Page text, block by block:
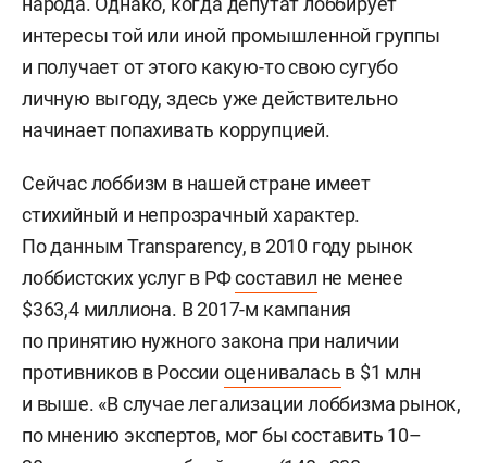
интересы той или иной промышленной группы
и получает от этого какую-то свою сугубо
личную выгоду, здесь уже действительно
начинает попахивать коррупцией.
Сейчас лоббизм в нашей стране имеет
стихийный и непрозрачный характер.
По данным Transparency, в 2010 году рынок
лоббистских услуг в РФсоставил не менее
$363,4 миллиона. В 2017-м кампания
по принятию нужного закона при наличии
противников в России оценивалась в $1 млн
и выше. «В случае легализации лоббизма рынок,
по мнению экспертов, мог бы составить 10–